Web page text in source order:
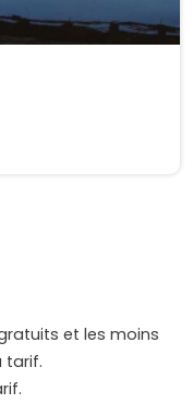
et les moins
tarif.